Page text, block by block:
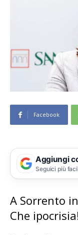
Facebook
Aggiungi
Seguici più
A Sorrento
Che